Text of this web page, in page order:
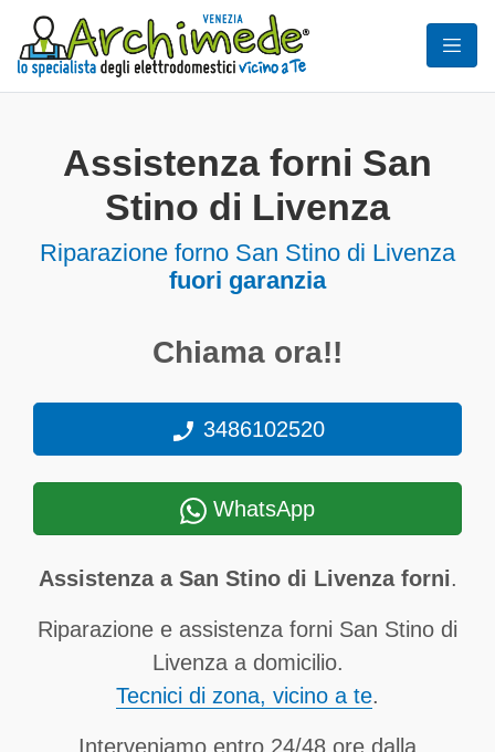
Assistenza forni San
Stino di Livenza
Riparazione forno San Stino di Livenza
fuori garanzia
Chiama ora!!
3486102520
WhatsApp
Assistenza a San Stino di Livenza forni.
Riparazione e assistenza forni San Stino di
Livenza a domicilio.
Tecnici di zona, vicino a te.
Interveniamo entro 24/48 ore dalla